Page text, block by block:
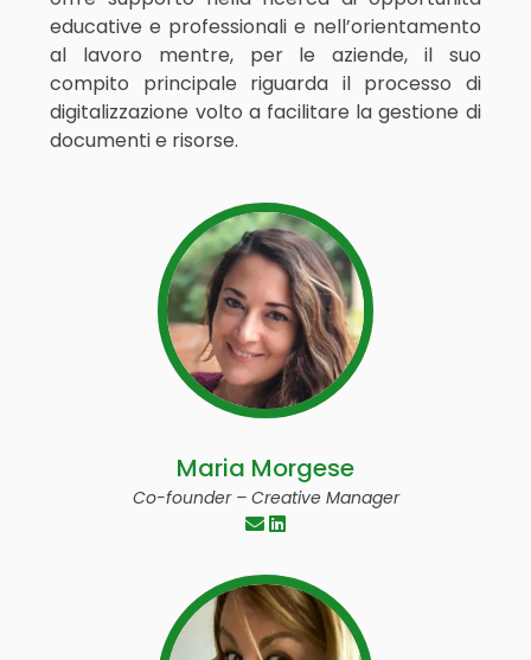
educative e professionali e nell’orientamento
al lavoro mentre, per le aziende, il suo
compito principale riguarda il processo di
digitalizzazione volto a facilitare la gestione di
documenti e risorse.
Maria Morgese
Co-founder – Creative Manager